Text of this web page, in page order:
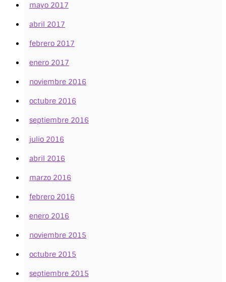
mayo 2017
abril 2017
febrero 2017
enero 2017
noviembre 2016
octubre 2016
septiembre 2016
julio 2016
abril 2016
marzo 2016
febrero 2016
enero 2016
noviembre 2015
octubre 2015
septiembre 2015